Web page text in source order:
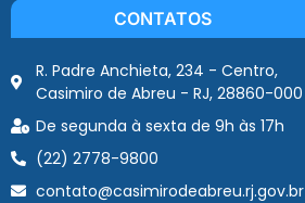
CONTATOS
R. Padre Anchieta, 234 - Centro,
Casimiro de Abreu - RJ, 28860-000
De segunda à sexta de 9h às 17h
(22) 2778-9800
contato@casimirodeabreu.rj.gov.br